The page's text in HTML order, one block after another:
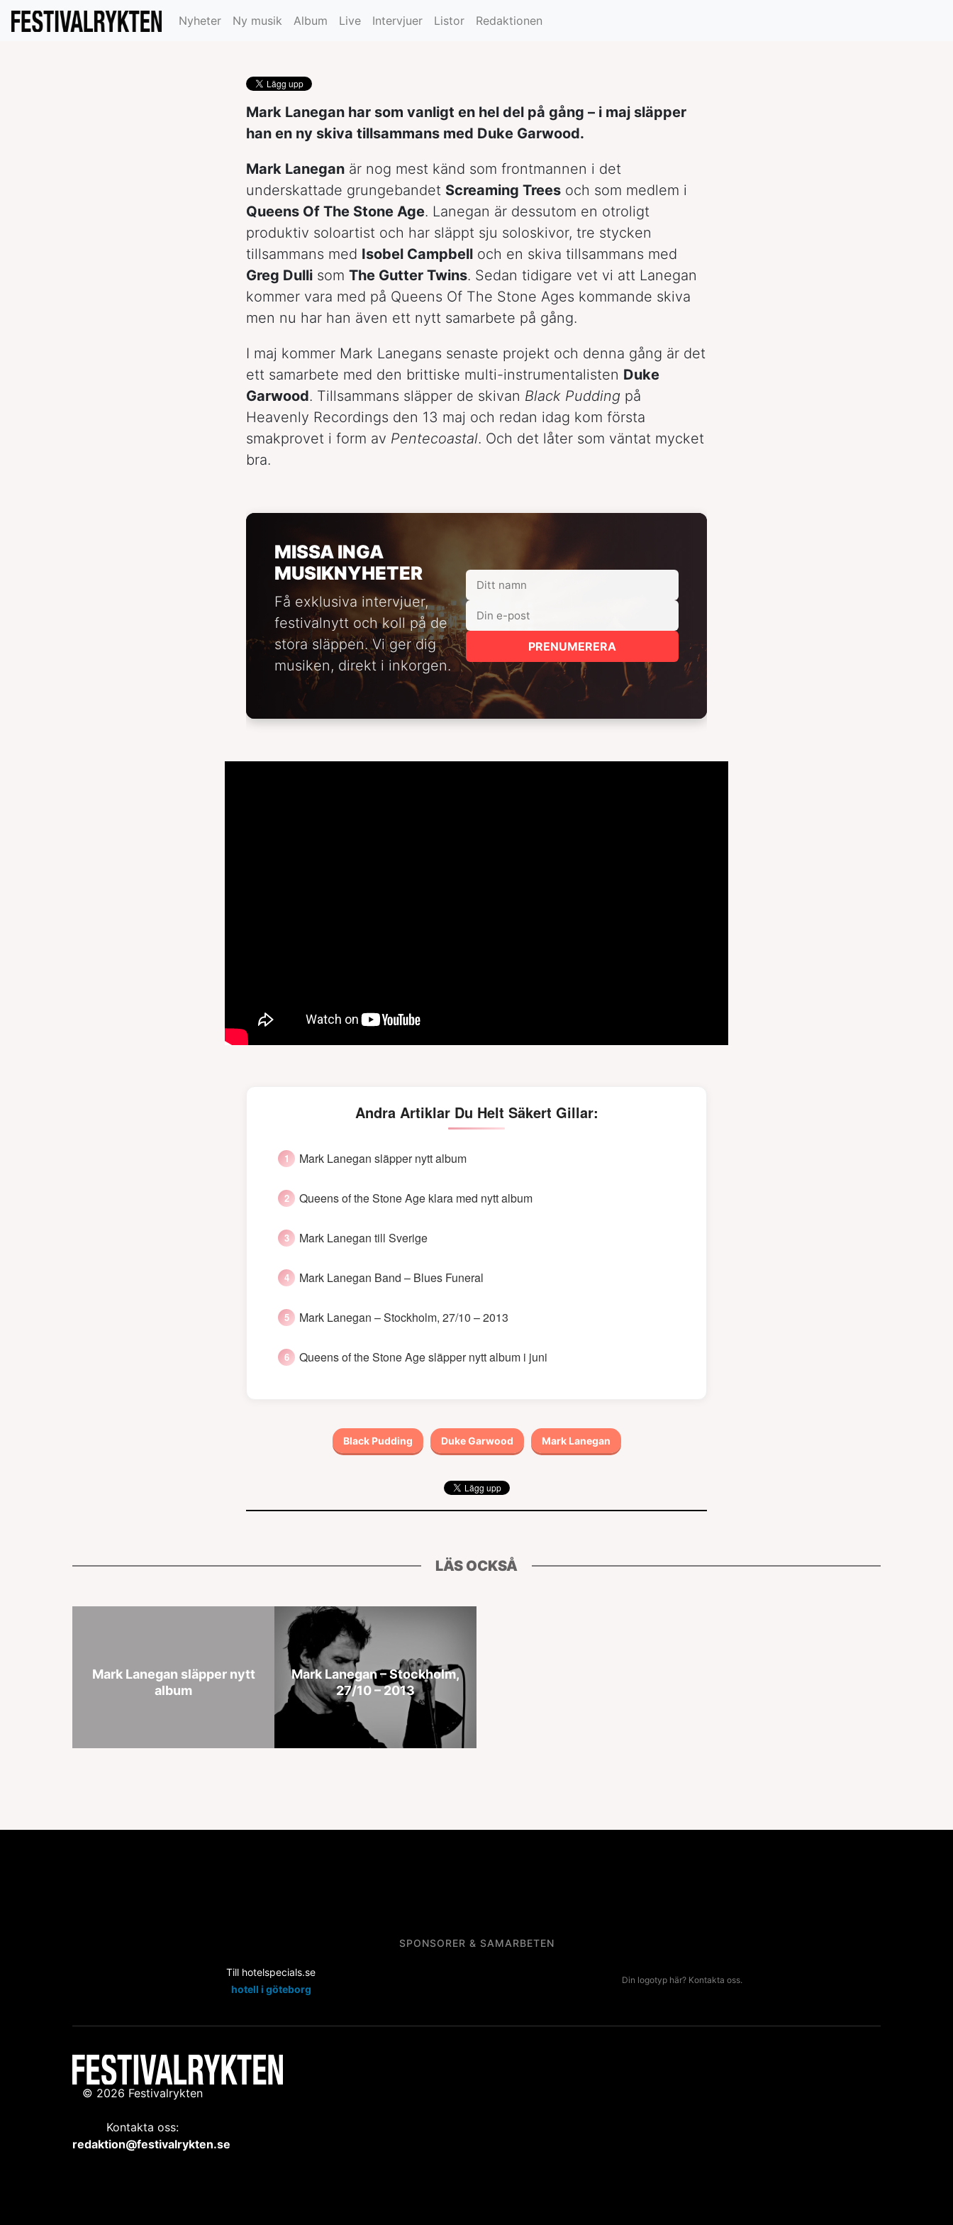
Nyheter Ny musik Album Live Intervjuer Listor Redaktionen
Mark Lanegan har som vanligt en hel del på gång – i maj släpper
han en ny skiva tillsammans med Duke Garwood.
Mark Lanegan är nog mest känd som frontmannen i det
underskattade grungebandet Screaming Trees och som medlem i
Queens Of The Stone Age. Lanegan är dessutom en otroligt
produktiv soloartist och har släppt sju soloskivor, tre stycken
tillsammans med Isobel Campbell och en skiva tillsammans med
Greg Dulli som The Gutter Twins. Sedan tidigare vet vi att Lanegan
kommer vara med på Queens Of The Stone Ages kommande skiva
men nu har han även ett nytt samarbete på gång.
I maj kommer Mark Lanegans senaste projekt och denna gång är det
ett samarbete med den brittiske multi-instrumentalisten Duke
Garwood. Tillsammans släpper de skivan Black Pudding på
Heavenly Recordings den 13 maj och redan idag kom första
smakprovet i form av Pentecoastal. Och det låter som väntat mycket
bra.
MISSA INGA
MUSIKNYHETER
Få exklusiva intervjuer,
festivalnytt och koll på de
stora släppen. Vi ger dig
musiken, direkt i inkorgen.
PRENUMERERA
Andra Artiklar Du Helt Säkert Gillar:
Mark Lanegan släpper nytt album
Queens of the Stone Age klara med nytt album
Mark Lanegan till Sverige
Mark Lanegan Band – Blues Funeral
Mark Lanegan – Stockholm, 27/10 – 2013
Queens of the Stone Age släpper nytt album i juni
Black Pudding Duke Garwood Mark Lanegan
LÄS OCKSÅ
Mark Lanegan släpper nytt
album
Mark Lanegan – Stockholm,
27/10 – 2013
SPONSORER & SAMARBETEN
Till hotelspecials.se
hotell i göteborg
Din logotyp här? Kontakta oss.
© 2026 Festivalrykten
Kontakta oss:
redaktion@festivalrykten.se